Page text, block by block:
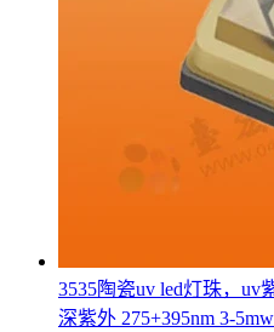
3535陶瓷uv led灯珠，uv
深紫外 275+395nm 3-